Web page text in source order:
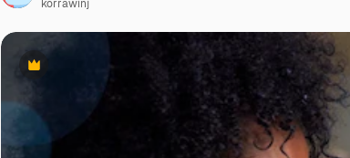
Premium
korrawinj